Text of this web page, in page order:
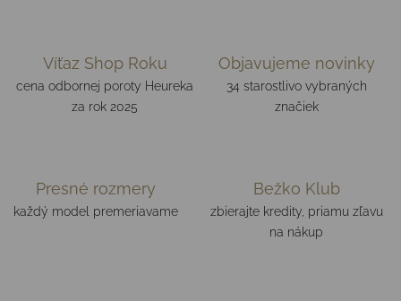
Víťaz Shop Roku
cena odbornej poroty Heureka
za rok 2025
Objavujeme novinky
34 starostlivo vybraných
značiek
Presné rozmery
každý model premeriavame
Bežko Klub
zbierajte kredity, priamu zľavu
na nákup